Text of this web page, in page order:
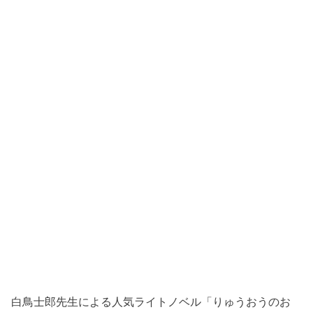
白鳥士郎先生による人気ライトノベル「りゅうおうのお